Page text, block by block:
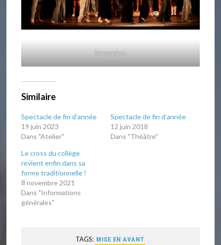
Screenshot
Similaire
Spectacle de fin d’année
19 juin 2023
Dans "Atelier"
Spectacle de fin d’année
12 juin 2018
Dans "Théâtre"
Le cross du collège
revient enfin dans sa
forme traditionnelle !
8 novembre 2021
Dans "Informations
générales"
TAGS: MISE EN AVANT